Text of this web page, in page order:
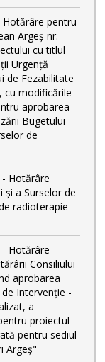
Hotărâre pentru
Argeș nr.
cu titlul
Urgență
de Fezabilitate
cu modificările
aprobarea
Bugetului
de
Hotărâre
și a Surselor de
radioterapie
Hotărâre
Consiliului
aprobarea
Intervenție -
a
proiectul
pentru sediul
Argeș"